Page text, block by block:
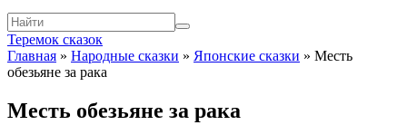
Теремок сказок
Главная » Народные сказки » Японские сказки » Месть
обезьяне за рака
Месть обезьяне за рака